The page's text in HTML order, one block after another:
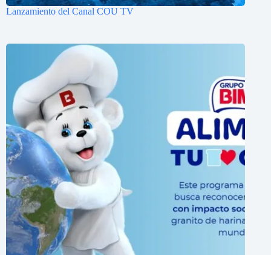
Lanzamiento del Canal COU TV